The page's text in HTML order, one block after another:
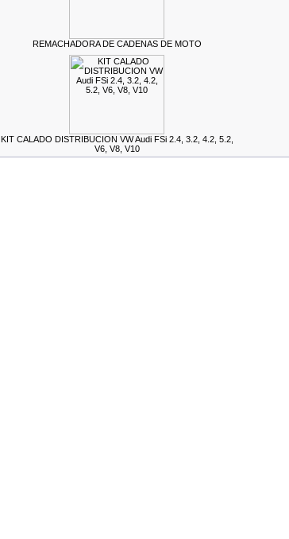
REMACHADORA DE CADENAS DE MOTO
KIT CALADO DISTRIBUCION VW Audi FSi 2.4, 3.2, 4.2, 5.2,
V6, V8, V10